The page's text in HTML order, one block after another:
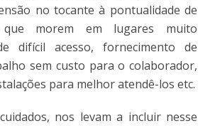
no tocante à pontualidade de
que morem em lugares muito
difícil acesso, fornecimento de
sem custo para o colaborador,
para melhor atendê-los etc.
nos levam a incluir nesse